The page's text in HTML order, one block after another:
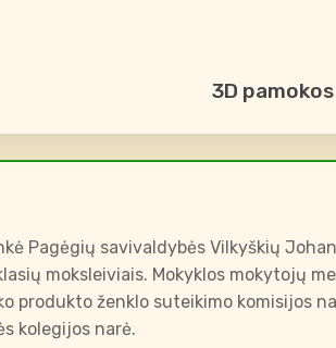
3D
Pagėgių savivaldybės Vilkyškių
moksleiviais. Mokyklos mokytojų
produkto ženklo suteikimo komisijos
kolegijos narė.